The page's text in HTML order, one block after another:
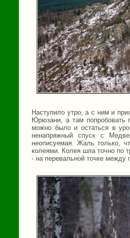
Наступило утро, а с ним и
Юрюзани, а там
можно было и остаться в
ненапряжный спуск с
неописуемая. Жаль только,
колеями. Колея шла точно по
- на перевальной точке между